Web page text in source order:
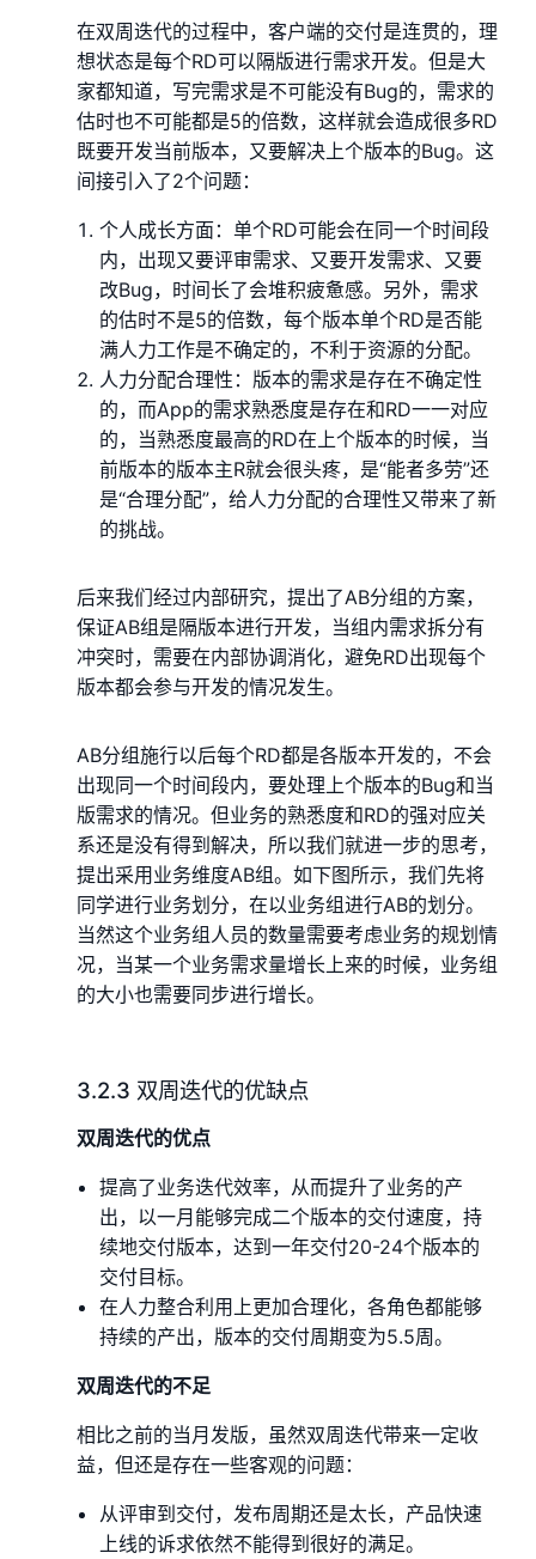
在双周迭代的过程中，客户端的交付是连贯的，理
想状态是每个RD可以隔版进行需求开发。但是大
家都知道，写完需求是不可能没有Bug的，需求的
估时也不可能都是5的倍数，这样就会造成很多RD
既要开发当前版本，又要解决上个版本的Bug。这
间接引入了2个问题：
个人成长方面：单个RD可能会在同一个时间段
内，出现又要评审需求、又要开发需求、又要
改Bug，时间长了会堆积疲惫感。另外，需求
的估时不是5的倍数，每个版本单个RD是否能
满人力工作是不确定的，不利于资源的分配。
人力分配合理性：版本的需求是存在不确定性
的，而App的需求熟悉度是存在和RD一一对应
的，当熟悉度最高的RD在上个版本的时候，当
前版本的版本主R就会很头疼，是“能者多劳”还
是“合理分配”，给人力分配的合理性又带来了新
的挑战。
后来我们经过内部研究，提出了AB分组的方案，
保证AB组是隔版本进行开发，当组内需求拆分有
冲突时，需要在内部协调消化，避免RD出现每个
版本都会参与开发的情况发生。
AB分组施行以后每个RD都是各版本开发的，不会
出现同一个时间段内，要处理上个版本的Bug和当
版需求的情况。但业务的熟悉度和RD的强对应关
系还是没有得到解决，所以我们就进一步的思考，
提出采用业务维度AB组。如下图所示，我们先将
同学进行业务划分，在以业务组进行AB的划分。
当然这个业务组人员的数量需要考虑业务的规划情
况，当某一个业务需求量增长上来的时候，业务组
的大小也需要同步进行增长。
3.2.3 双周迭代的优缺点
双周迭代的优点
提高了业务迭代效率，从而提升了业务的产
出，以一月能够完成二个版本的交付速度，持
续地交付版本，达到一年交付20-24个版本的
交付目标。
在人力整合利用上更加合理化，各角色都能够
持续的产出，版本的交付周期变为5.5周。
双周迭代的不足
相比之前的当月发版，虽然双周迭代带来一定收
益，但还是存在一些客观的问题：
从评审到交付，发布周期还是太长，产品快速
上线的诉求依然不能得到很好的满足。